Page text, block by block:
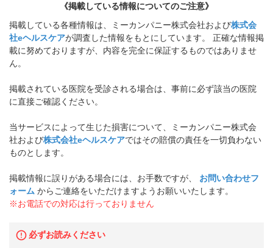
《掲載している情報についてのご注意》
掲載している各種情報は、ミーカンパニー株式会社および株式会
社eヘルスケアが調査した情報をもとにしています。 正確な情報掲
載に努めておりますが、内容を完全に保証するものではありませ
ん。
掲載されている医院を受診される場合は、事前に必ず該当の医院
に直接ご確認ください。
当サービスによって生じた損害について、ミーカンパニー株式会
社および株式会社eヘルスケアではその賠償の責任を一切負わない
ものとします。
掲載情報に誤りがある場合には、お手数ですが、
お問い合わせフ
ォーム からご連絡をいただけますようお願いいたします。
※お電話での対応は行っておりません
必ずお読みください